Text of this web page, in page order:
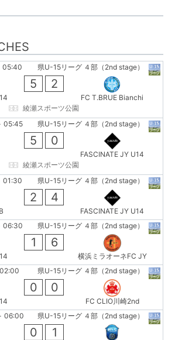
県U-15リーグ ４部（2nd stage）
05:40
5 2
FC T.BRUE Bianchi
綾瀬スポーツ公園
県U-15リーグ ４部（2nd stage）
05:45
5 0
FASCINATE JY U14
綾瀬スポーツ公園
県U-15リーグ ４部（2nd stage）
01:30
2 4
FASCINATE JY U14
県U-15リーグ ４部（2nd stage）
06:30
1 6
横浜ミラオーネFC JY
県U-15リーグ ４部（2nd stage）
02:00
0 0
FC CLIO川崎2nd
県U-15リーグ ４部（2nd stage）
06:00
0 1